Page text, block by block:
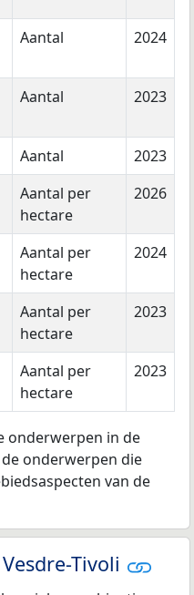
Aantal 2024
Aantal 2023
Aantal
2023
Aantal per
hectare
2026
Aantal per
hectare
2024
Aantal per
hectare
2023
Aantal per
hectare
2023
onderwerpen in de
onderwerpen die
van de
Tivoli